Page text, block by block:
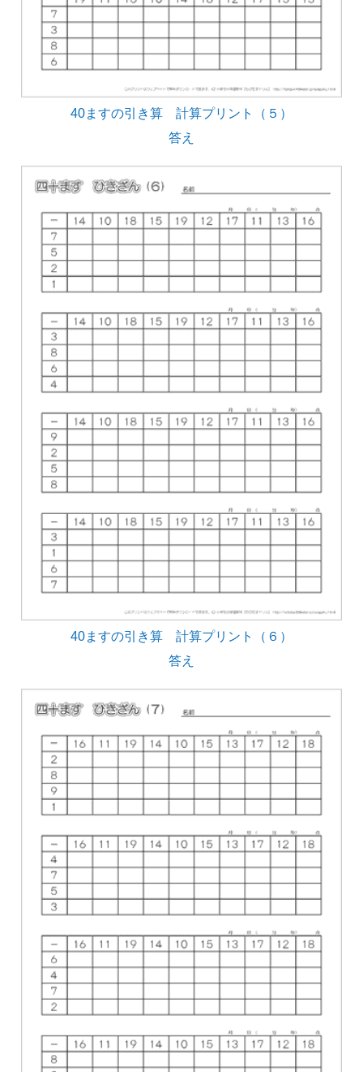
40ますの引き算 計算プリント（５）
答え
40ますの引き算 計算プリント（６）
答え